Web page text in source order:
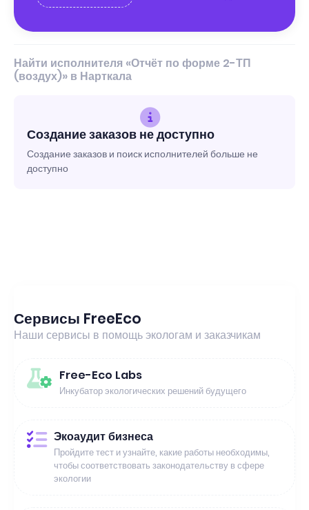
Найти исполнителя «Отчёт по форме 2-ТП
(воздух)» в Нарткала
Создание заказов не доступно
Создание заказов и поиск исполнителей больше не
доступно
Сервисы FreeEco
Наши сервисы в помощь экологам и заказчикам
Free-Eco Labs
Инкубатор экологических решений будущего
Экоаудит бизнеса
Пройдите тест и узнайте, какие работы необходимы,
чтобы соответствовать законодательству в сфере
экологии